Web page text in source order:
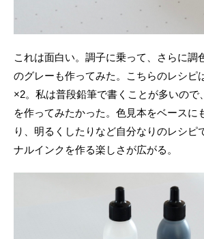
これは面白い。調子に乗って、さらに調
のグレーも作ってみた。こちらのレシピ
×2。私は普段鉛筆で書くことが多いので
を作ってみたかった。色見本をベースに
り、明るくしたりなど自分なりのレシピ
ナルインクを作る楽しさが広がる。